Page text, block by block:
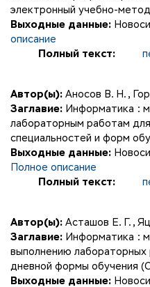
электронный учебно-
Выходные данные:
описание
Полный текст:
Автор(ы): Аносов В. Н. ,
Заглавие: Информатика :
лабораторным работам
специальностей и форм
Выходные данные:
Полное описание
Полный текст:
Автор(ы): Асташов Е. Г. ,
Заглавие: Информатика :
выполнению
дневной формы обучения
Выходные данные: